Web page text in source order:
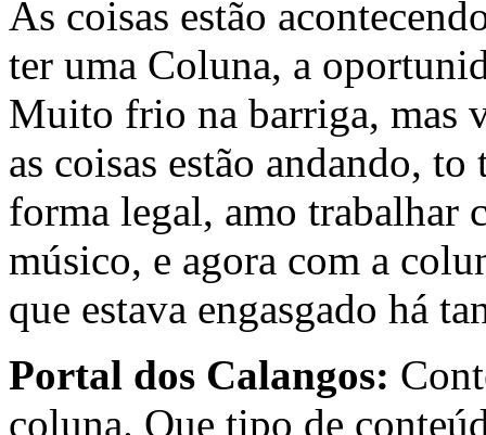
As coisas estão
ter uma Coluna, a
Muito frio na barriga, mas
as coisas estão andando,
forma legal, amo trabalhar
músico, e agora com a
que estava engasgado há
Portal dos Calangos:
coluna. Que tipo de